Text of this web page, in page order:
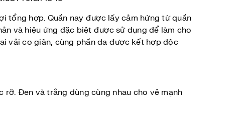
tổng hợp. Quần nay được lấy cảm hứng từ quần
và hiệu ứng đặc biệt được sử dụng để làm cho
vải co giãn, cùng phần da được kết hợp độc
rỡ. Đen và trắng dùng cùng nhau cho vẻ mạnh